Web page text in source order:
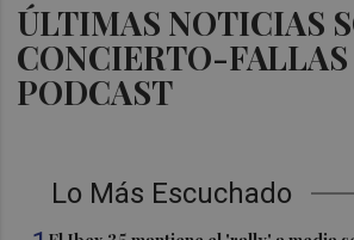
ÚLTIMAS NOTICIAS
CONCIERTO-
PODCAST
Lo Más Escuchado